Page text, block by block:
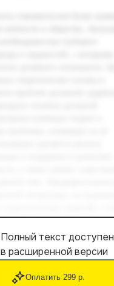
Полный текст доступен
в расширенной версии
Оплатить 299 р.